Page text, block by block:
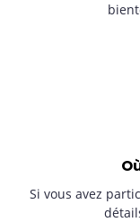
Si vous avez